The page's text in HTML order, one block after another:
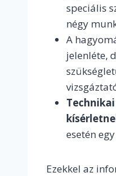
speciális
négy
A
jelenléte,
esetén egy
Ezekkel az